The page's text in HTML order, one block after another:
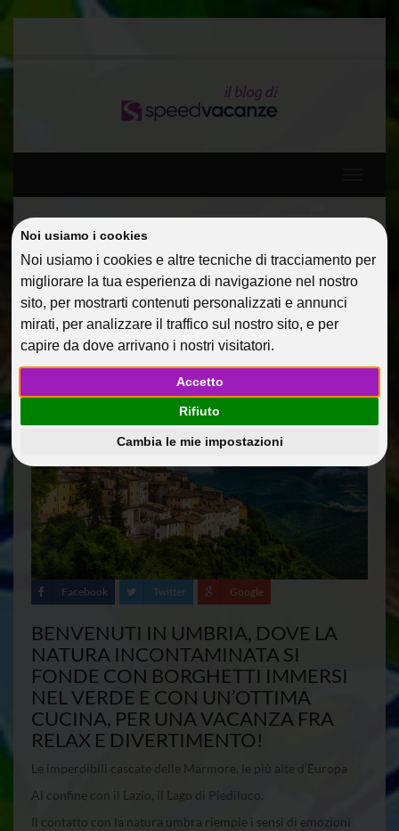
Noi usiamo i cookies
Noi usiamo i cookies e altre tecniche di tracciamento per
migliorare la tua esperienza di navigazione nel nostro
sito, per mostrarti contenuti personalizzati e annunci
mirati, per analizzare il traffico sul nostro sito, e per
capire da dove arrivano i nostri visitatori.
Accetto
Rifiuto
Cambia le mie impostazioni
Home Guide Di Viaggio
UMBRIA DA SINGLE
20 Ago 2012 Guide Di Viaggio comunicazione
Facebook Twitter Google
BENVENUTI IN UMBRIA, DOVE LA
NATURA INCONTAMINATA SI
FONDE CON BORGHETTI IMMERSI
NEL VERDE E CON UN’OTTIMA
CUCINA, PER UNA VACANZA FRA
RELAX E DIVERTIMENTO!
Le imperdibili cascate delle Marmore, le più alte d’Europa
Al confine con il Lazio, il Lago di Piediluco.
Il contatto con la natura umbra riempie i sensi di emozioni